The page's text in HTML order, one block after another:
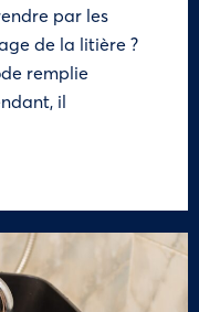
par les
de la litière ?
remplie
il